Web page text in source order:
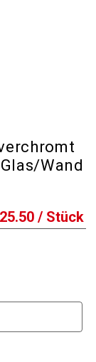
Wand
25.50 / Stück